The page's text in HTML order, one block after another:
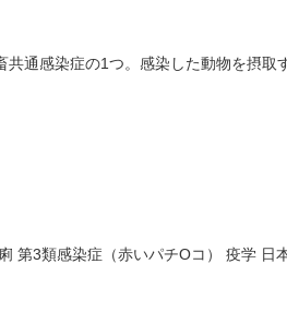
通感染症の1つ。感染した動物を摂取
第3類感染症（赤いパチOコ） 疫学 日